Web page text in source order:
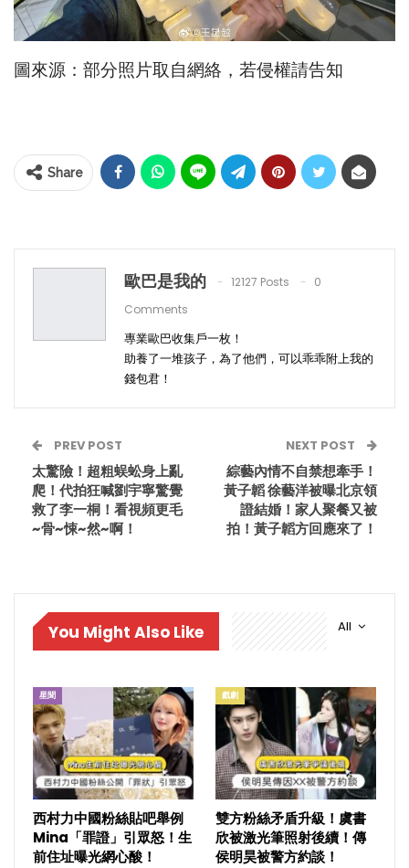
圖來源：部分照片取自網絡，若侵權請告知
Share
歐巴是我的 12127 Posts
0
Comments
專業歐巴收集戶一枚！
助養了一堆孩子，為了他們，可以乖乖附上我的
錢包君！
PREV POST
太驚險！超粗蜈蚣身上亂
爬！代拍狂喊劉宇寧驚覺
救了李一桐！看視頻更毛
~骨~悚~然~啊！
NEXT POST
綜藝內情不自禁想牽手！
黃子韜 徐藝洋被曝北京領
證結婚！家人聚餐又被
拍！黃子韜方回應來了！
All
You Might Also Like
星聞
西村力中國粉絲貼吧舉例
Mina「罪證」引眾怒！生
前住址曝光網心酸！
戲劇
雙方粉絲矛盾升級！虞書
欣被激光筆照射後續！傳
侯明昊被警方約談！